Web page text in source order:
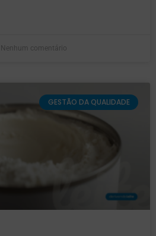
Nenhum comentário
GESTÃO DA QUALIDADE